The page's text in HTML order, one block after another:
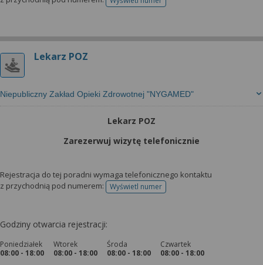
telefonu do rejestracji
Lekarz POZ
Niepubliczny Zakład Opieki Zdrowotnej "NYGAMED"
Lekarz POZ
Zarezerwuj wizytę telefonicznie
Rejestracja do tej poradni wymaga telefonicznego kontaktu
z przychodnią pod numerem:
Wyświetl numertelefonu do rejestracji
Godziny otwarcia rejestracji:
Poniedziałek
08:00 - 18:00
Wtorek
08:00 - 18:00
Środa
08:00 - 18:00
Czwartek
08:00 - 18:00